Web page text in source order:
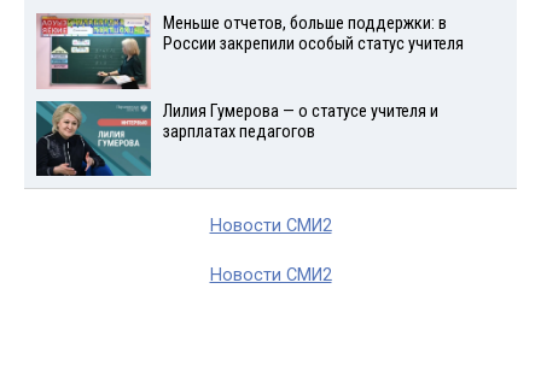
Меньше отчетов, больше поддержки: в
России закрепили особый статус учителя
Лилия Гумерова — о статусе учителя и
зарплатах педагогов
Новости СМИ2
Новости СМИ2